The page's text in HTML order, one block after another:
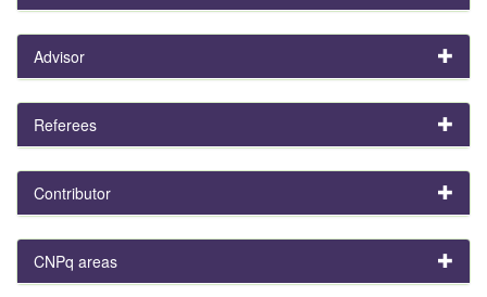
Advisor
Referees
Contributor
CNPq areas